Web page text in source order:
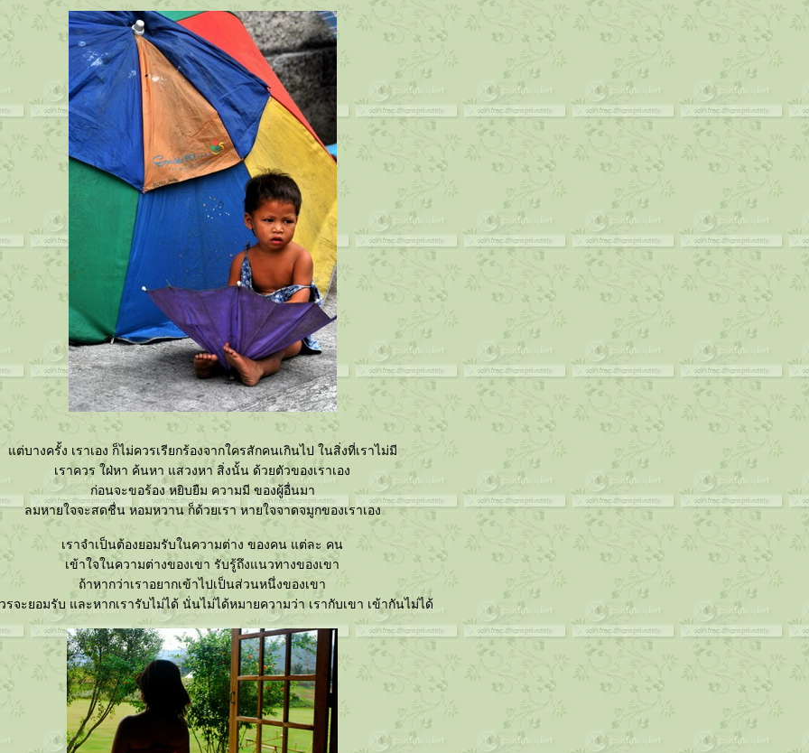
ต่บางครั้ง เราเอง ก็ไม่ควรเรียกร้องจากใครสักคนเกินไป ในสิ่งที่เราไม่มี
เราควร ใฝ่หา ค้นหา แสวงหา สิ่งนั้น ด้วยตัวของเราเอง
ก่อนจะขอร้อง หยิบยืม ความมี ของผู้อื่นมา
ลมหายใจจะสดชื่น หอมหวาน ก็ด้วยเรา หายใจจาดจมูกของเราเอง
เราจำเป็นต้องยอมรับในความต่าง ของคน แต่ละ คน
เข้าใจในความต่างของเขา รับรู้ถึงแนวทางของเขา
ถ้าหากว่าเราอยากเข้าไปเป็นส่วนหนึ่งของเขา
รจะยอมรับ และหากเรารับไม่ได้ นั่นไม่ได้หมายความว่า เรากับเขา เข้ากันไม่ได้